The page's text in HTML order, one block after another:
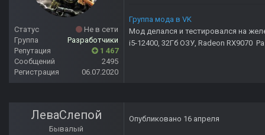
Статус
Не в сети
Группа
Разработчики
Репутация
1 467
Сообщений
2495
Регистрация
06.07.2020
Группа мода в VK
Мод делался и тестировался на
i5-12400, 32Гб ОЗУ, Radeon RX9070
ЛеваСлепой
Бывалый
Опубликовано 16 апреля